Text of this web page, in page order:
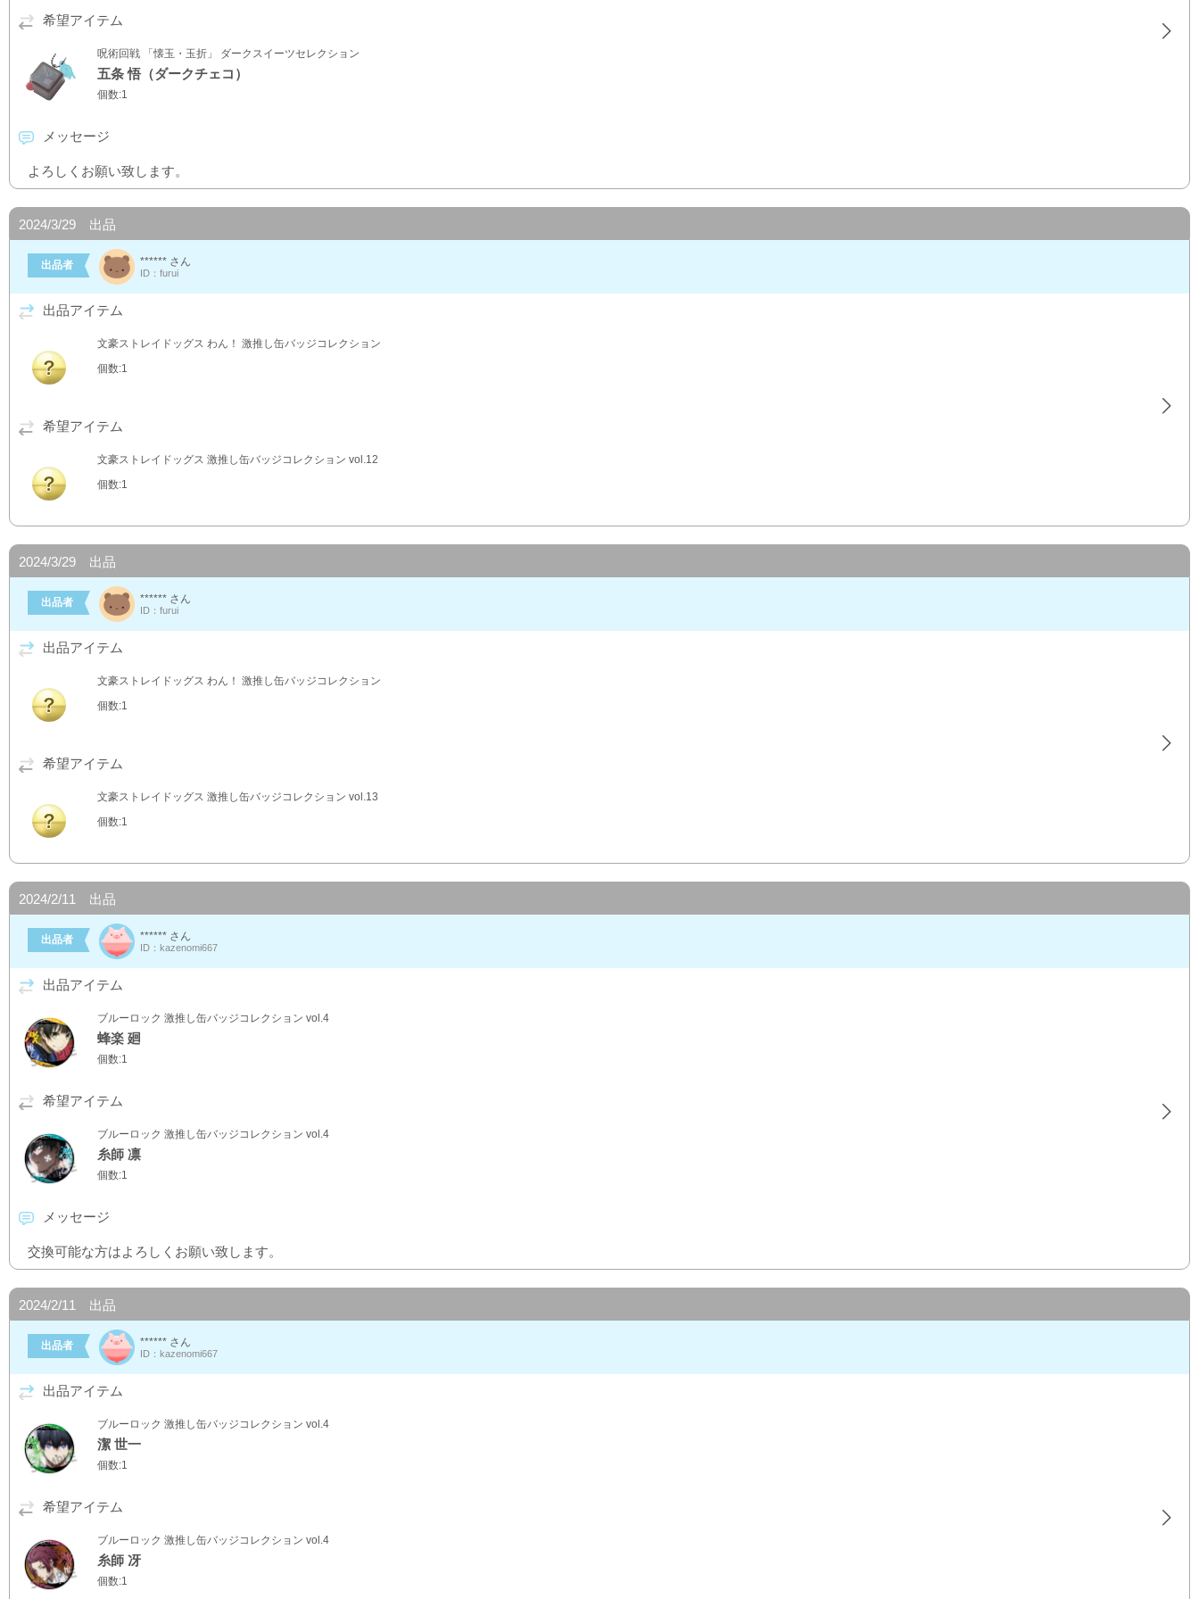
希望アイテム
呪術回戦 「懐玉・玉折」 ダークスイーツセレクション
五条 悟（ダークチェコ）
個数:1
メッセージ
よろしくお願い致します。
2024/3/29 出品
出品者 ****** さん
ID：furui
出品アイテム
文豪ストレイドッグス わん！ 激推し缶バッジコレクション
個数:1
希望アイテム
文豪ストレイドッグス 激推し缶バッジコレクション vol.12
個数:1
2024/3/29 出品
出品者 ****** さん
ID：furui
出品アイテム
文豪ストレイドッグス わん！ 激推し缶バッジコレクション
個数:1
希望アイテム
文豪ストレイドッグス 激推し缶バッジコレクション vol.13
個数:1
2024/2/11 出品
出品者 ****** さん
ID：kazenomi667
出品アイテム
ブルーロック 激推し缶バッジコレクション vol.4
蜂楽 廻
個数:1
希望アイテム
ブルーロック 激推し缶バッジコレクション vol.4
糸師 凛
個数:1
メッセージ
交換可能な方はよろしくお願い致します。
2024/2/11 出品
出品者 ****** さん
ID：kazenomi667
出品アイテム
ブルーロック 激推し缶バッジコレクション vol.4
潔 世一
個数:1
希望アイテム
ブルーロック 激推し缶バッジコレクション vol.4
糸師 冴
個数:1